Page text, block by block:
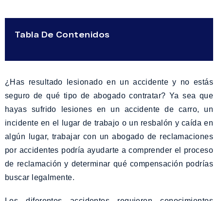
Tabla De Contenidos
¿Has resultado lesionado en un accidente y no estás
seguro de qué tipo de abogado contratar? Ya sea que
hayas sufrido lesiones en un accidente de carro, un
incidente en el lugar de trabajo o un resbalón y caída en
algún lugar, trabajar con un abogado de reclamaciones
por accidentes podría ayudarte a comprender el proceso
de reclamación y determinar qué compensación podrías
buscar legalmente.